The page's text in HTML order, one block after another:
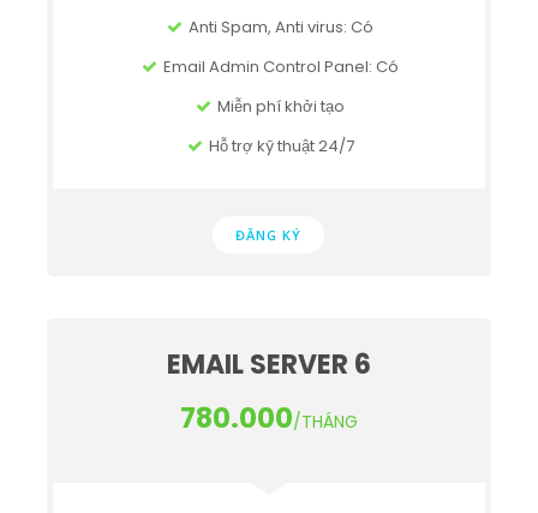
Anti Spam, Anti virus: Có
Email Admin Control Panel: Có
Miễn phí khởi tạo
Hỗ trợ kỹ thuật 24/7
ĐĂNG KÝ
EMAIL SERVER 6
780.000/THÁNG